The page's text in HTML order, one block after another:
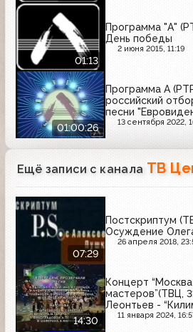
01:13
Программа "А"
День победы
2 июня 2015, 11:19
01:00:26
Программа А
российский
песни
13 сентября 2022,
Ещё записи с канала ТВ
07:29
Постскриптум
Осуждение
26 апреля 2018,
14:30
Концерт
мастеров”(ТВЦ,
Леонтьев -
лист”
11 января 2024,